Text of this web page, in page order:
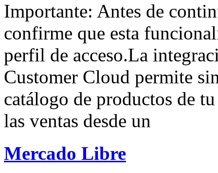
Importante: Antes de
confirme que esta
perfil de acceso.La
Customer Cloud permite
catálogo de productos de
las ventas desde un
Mercado Libre